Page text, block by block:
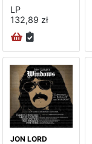
LP
132,89 zł
JON LORD